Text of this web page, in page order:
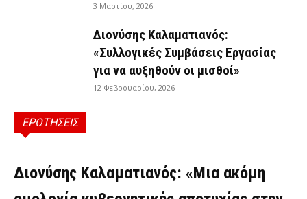
3 Μαρτίου, 2026
Διονύσης Καλαματιανός:
«Συλλογικές Συμβάσεις Εργασίας
για να αυξηθούν οι μισθοί»
12 Φεβρουαρίου, 2026
ΕΡΩΤΗΣΕΙΣ
ΕΡΩΤΉΣΕΙΣ
Διονύσης Καλαματιανός: «Μια ακόμη